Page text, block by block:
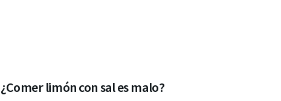
¿Comer limón con sal es malo?